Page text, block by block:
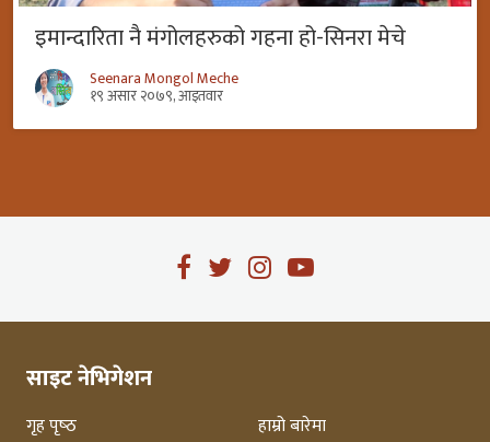
इमान्दारिता नै मंगोलहरुको गहना हो-सिनरा मेचे
Seenara Mongol Meche
१९ असार २०७९, आइतवार
साइट नेभिगेशन
गृह पृष्‍ठ
हाम्रो बारेमा